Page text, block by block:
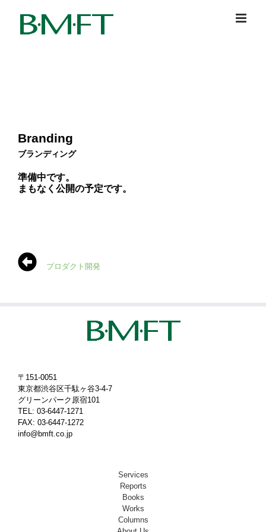
content
Branding
ブランディング
準備中です。
まもなく公開の予定です。
プロダクト開発
〒151-0051
東京都渋谷区千駄ヶ谷3-4-7
グリーンパーク原宿101
TEL: 03-6447-1271
FAX: 03-6447-1272
info@bmft.co.jp
Services
Reports
Books
Works
Columns